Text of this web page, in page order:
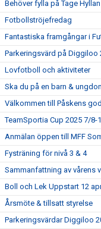
Behöver fylla på Tage Hyllan
Fotbollströjefredag
Fantastiska framgångar i
Parkeringsvärd på Diggiloo
Lovfotboll och aktiviteter
Ska du på en barn &
Välkommen till Påskens
TeamSportia Cup 2025 7/8-
Anmälan öppen till MFF
Fysträning för nivå 3 & 4
Sammanfattning av vårens
Boll och Lek Uppstart 12
Årsmöte & tillsatt styrelse
Parkeringsvärdar Diggiloo